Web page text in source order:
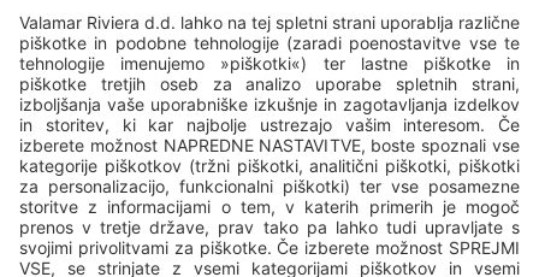
Glamping šotor za 2+4
Šotori za prestižno kampiranje (glamping)
Površina: 35 m 2+ 9 m 2